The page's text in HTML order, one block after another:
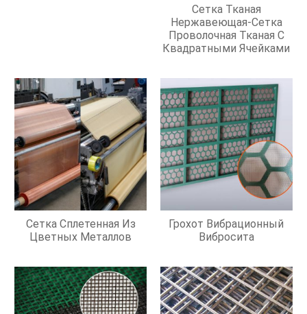
Сетка Тканая
Нержавеющая-Сетка
Проволочная Тканая С
Квадратными Ячейками
Сетка Сплетенная Из
Цветных Металлов
Грохот Вибрационный
Вибросита